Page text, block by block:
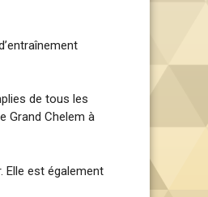
de tous les
Grand Chelem à
Elle est également